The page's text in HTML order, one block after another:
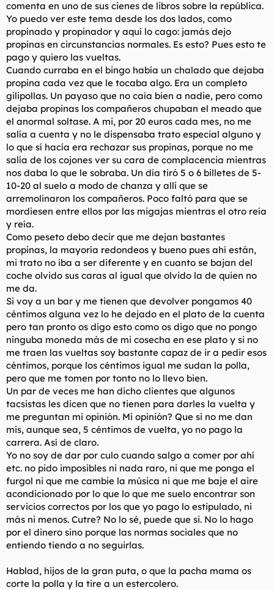
comenta en uno de sus cienes de libros sobre la república.
Yo puedo ver este tema desde los dos lados, como
propinado y propinador y aquí lo cago: jamás dejo
propinas en circunstancias normales. Es esto? Pues esto te
pago y quiero las vueltas.
Cuando curraba en el bingo había un chalado que dejaba
propina cada vez que le tocaba algo. Era un completo
gilipollas. Un payaso que no caía bien a nadie, pero como
dejaba propinas los compañeros chupaban el meado que
el anormal soltase. A mi, por 20 euros cada mes, no me
salía a cuenta y no le dispensaba trato especial alguno y
lo que sí hacía era rechazar sus propinas, porque no me
salía de los cojones ver su cara de complacencia mientras
nos daba lo que le sobraba. Un día tiró 5 o 6 billetes de 5-
10-20 al suelo a modo de chanza y allí que se
arremolinaron los compañeros. Poco faltó para que se
mordiesen entre ellos por las migajas mientras el otro reía
y reía.
Como peseto debo decir que me dejan bastantes
propinas, la mayoría redondeos y bueno pues ahí están,
mi trato no iba a ser diferente y en cuanto se bajan del
coche olvido sus caras al igual que olvido la de quien no
me da.
Si voy a un bar y me tienen que devolver pongamos 40
céntimos alguna vez lo he dejado en el plato de la cuenta
pero tan pronto os digo esto como os digo que no pongo
ninguba moneda más de mi cosecha en ese plato y si no
me traen las vueltas soy bastante capaz de ir a pedir esos
céntimos, porque los céntimos igual me sudan la polla,
pero que me tomen por tonto no lo llevo bien.
Un par de veces me han dicho clientes que algunos
tacsistas les dicen que no tienen para darles la vuelta y
me preguntan mi opinión. Mi opinión? Que si no me dan
mis, aunque sea, 5 céntimos de vuelta, yo no pago la
carrera. Así de claro.
Yo no soy de dar por culo cuando salgo a comer por ahí
etc. no pido imposibles ni nada raro, ni que me ponga el
furgol ni que me cambie la música ni que me baje el aire
acondicionado por lo que lo que me suelo encontrar son
servicios correctos por los que yo pago lo estipulado, ni
más ni menos. Cutre? No lo sé, puede que si. No lo hago
por el dinero sino porque las normas sociales que no
entiendo tiendo a no seguirlas.
Hablad, hijos de la gran puta, o que la pacha mama os
corte la polla y la tire a un estercolero.